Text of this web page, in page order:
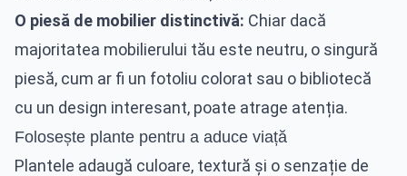
O piesă de mobilier distinctivă: Chiar dacă
majoritatea mobilierului tău este neutru, o singură
piesă, cum ar fi un fotoliu colorat sau o bibliotecă
cu un design interesant, poate atrage atenția.
Folosește plante pentru a aduce viață
Plantele adaugă culoare, textură și o senzație de